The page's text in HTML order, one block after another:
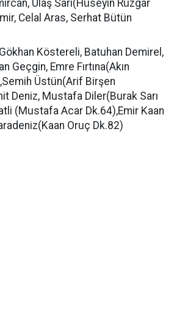
Ulaş Sarı(Hüseyin Rüzgar
Celal Aras, Serhat Bütün
Köstereli, Batuhan Demirel,
Geçgin, Emre Fırtına(Akın
Üstün(Arif Birşen
Deniz, Mustafa Diler(Burak Sarı
(Mustafa Acar Dk.64),Emir Kaan
Oruç Dk.82)